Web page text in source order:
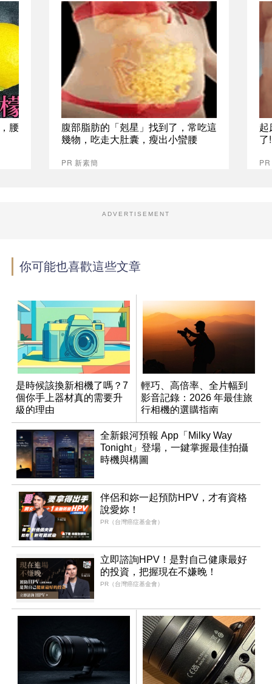
腰
腹部脂肪的「剋星」找到了，常吃這
幾物，吃走大肚囊，瘦出小蠻腰
PR 新素簡
起
了
ADVERTISEMENT
你可能也喜歡這些文章
是時候該換新相機了嗎？7
個你手上器材真的需要升
級的理由
輕巧、高倍率、全片幅到
影音記錄：2026 年最佳旅
行相機的選購指南
全新銀河預報 App「Milky Way
Tonight」登場，一鍵掌握最佳拍攝
時機與構圖
伴侶和妳一起預防HPV，才有資格
說愛妳！
PR（台灣癌症基金會）
立即諮詢HPV！是對自己健康最好
的投資，把握現在不嫌晚！
PR（台灣癌症基金會）